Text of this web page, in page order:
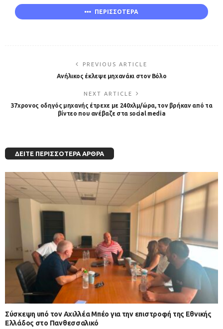
ΠΕΡΙΣΣΟΤΕΡΑ
PREVIOUS ARTICLE
Ανήλικος έκλεψε μηχανάκι στον Βόλο
NEXT ARTICLE
37χρονος οδηγός μηχανής έτρεχε με 240χλμ/ώρα, τον βρήκαν από τα
βίντεο που ανέβαζε στα social media
ΔΕΊΤΕ ΠΕΡΙΣΣΌΤΕΡΑ ΆΡΘΡΑ
Σύσκεψη υπό τον Αχιλλέα Μπέο για την επιστροφή της Εθνικής
Ελλάδος στο Πανθεσσαλικό